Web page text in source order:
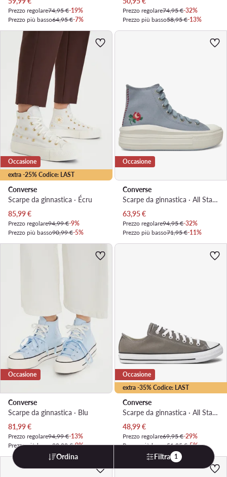
Prezzo regolare74,95 €-19%
Prezzo più basso64,95 €-7%
Prezzo regolare74,95 €-32%
Prezzo più basso58,95 €-13%
extra -25% Codice: LAST
Occasione
Converse
Scarpe da ginnastica · Écru
Prezzo attuale
85,99€
Prezzo regolare94,99 €-9%
Prezzo più basso90,99 €-5%
Occasione
Converse
Scarpe da ginnastica · All Star · Grigio
Prezzo attuale
63,95€
Prezzo regolare94,95 €-32%
Prezzo più basso71,95 €-11%
Occasione
Converse
Scarpe da ginnastica · Blu
Prezzo attuale
81,99€
Prezzo regolare94,99 €-13%
Prezzo più basso90,99 €-9%
extra -35% Codice: LAST
Occasione
Converse
Scarpe da ginnastica · All Star · Marrone
Prezzo attuale
48,99€
Prezzo regolare69,95 €-29%
Prezzo più basso51,95 €-5%
Ordina Filtra 1